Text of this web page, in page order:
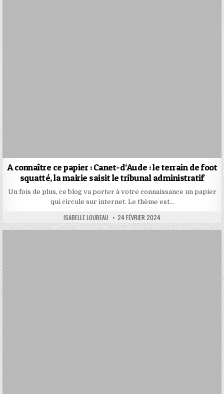
A connaître ce papier : Canet-d’Aude : le terrain de foot
squatté, la mairie saisit le tribunal administratif
Un fois de plus, ce blog va porter à votre connaissance un papier
qui circule sur internet. Le thème est…
AUTHOR:
ISABELLE LOUBEAU PUBLISHED
DATE:
24 FÉVRIER 2024